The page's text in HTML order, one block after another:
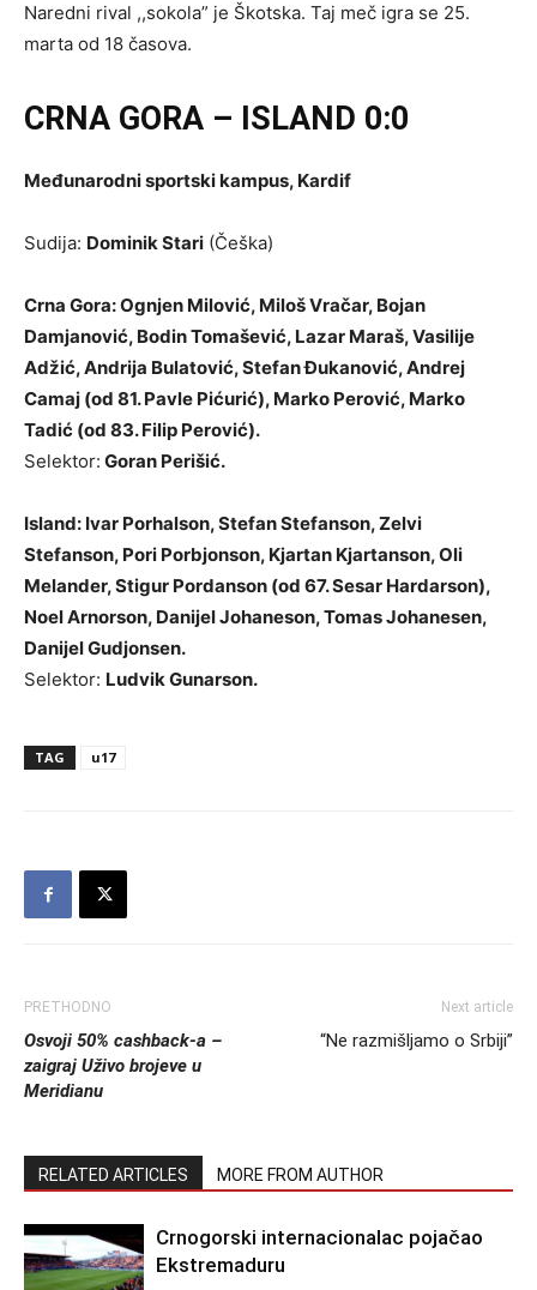
Naredni rival ,,sokola” je Škotska. Taj meč igra se 25.
marta od 18 časova.
CRNA GORA – ISLAND 0:0
Međunarodni sportski kampus, Kardif
Sudija: Dominik Stari (Češka)
Crna Gora: Ognjen Milović, Miloš Vračar, Bojan
Damjanović, Bodin Tomašević, Lazar Maraš, Vasilije
Adžić, Andrija Bulatović, Stefan Đukanović, Andrej
Camaj (od 81. Pavle Pićurić), Marko Perović, Marko
Tadić (od 83. Filip Perović).
Selektor: Goran Perišić.
Island: Ivar Porhalson, Stefan Stefanson, Zelvi
Stefanson, Pori Porbjonson, Kjartan Kjartanson, Oli
Melander, Stigur Pordanson (od 67. Sesar Hardarson),
Noel Arnorson, Danijel Johaneson, Tomas Johanesen,
Danijel Gudjonsen.
Selektor: Ludvik Gunarson.
TAG u17
PRETHODNO
Osvoji 50% cashback-a –
zaigraj Uživo brojeve u
Meridianu
Next article
“Ne razmišljamo o Srbiji”
RELATED ARTICLES MORE FROM AUTHOR
Crnogorski internacionalac pojačao
Ekstremaduru